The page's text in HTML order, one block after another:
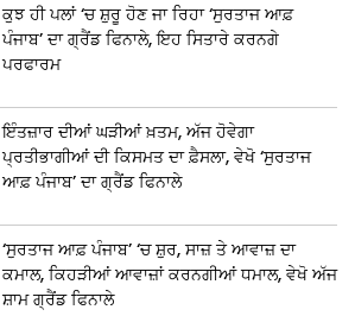
ਕੁਝ ਹੀ ਪਲਾਂ ‘ਚ ਸ਼ੁਰੂ ਹੋਣ ਜਾ ਰਿਹਾ ‘ਸੁਰਤਾਜ ਆਫ਼
ਪੰਜਾਬ’ ਦਾ ਗ੍ਰੈਂਡ ਫਿਨਾਲੇ, ਇਹ ਸਿਤਾਰੇ ਕਰਨਗੇ
ਪਰਫਾਰਮ
ਇੰਤਜ਼ਾਰ ਦੀਆਂ ਘੜੀਆਂ ਖ਼ਤਮ, ਅੱਜ ਹੋਵੇਗਾ
ਪ੍ਰਤੀਭਾਗੀਆਂ ਦੀ ਕਿਸਮਤ ਦਾ ਫ਼ੈਸਲਾ, ਵੇਖੋ ‘ਸੁਰਤਾਜ
ਆਫ਼ ਪੰਜਾਬ’ ਦਾ ਗ੍ਰੈਂਡ ਫਿਨਾਲੇ
‘ਸੁਰਤਾਜ ਆਫ਼ ਪੰਜਾਬ’ ‘ਚ ਸ਼ੁਰ, ਸਾਜ਼ ਤੇ ਆਵਾਜ਼ ਦਾ
ਕਮਾਲ, ਕਿਹੜੀਆਂ ਆਵਾਜ਼ਾਂ ਕਰਨਗੀਆਂ ਧਮਾਲ, ਵੇਖੋ ਅੱਜ
ਸ਼ਾਮ ਗ੍ਰੈਂਡ ਫਿਨਾਲੇ